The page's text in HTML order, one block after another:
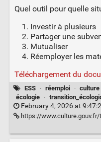
Quel outil pour quelle
Investir à plusieurs
Partager une
Mutualiser
Réemployer les
Téléchargement du
ESS · réemploi · culture
écologie
·
February 4, 2026 at
https://www.culture.gouv.fr/thematiques/transition-ecologique/